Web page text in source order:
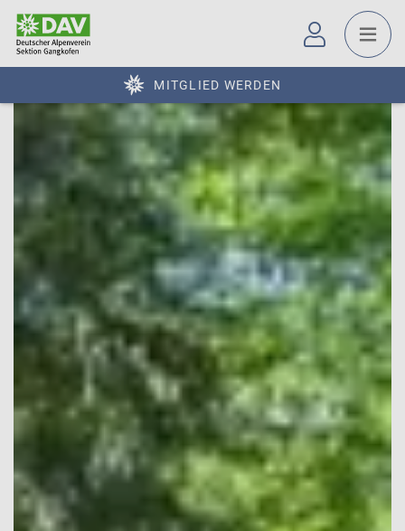
MITGLIED WERDEN